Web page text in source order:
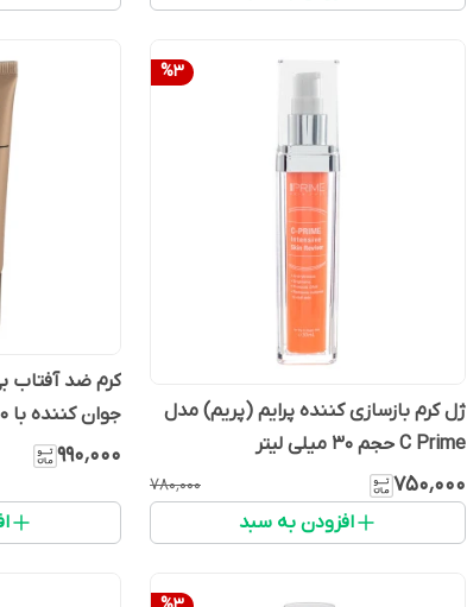
%3
ژل کرم بازسازی کننده پرایم (پریم) مدل
C Prime حجم 30 میلی لیتر
۷۵۰٬۰۰۰ ۷۸۰٬۰۰۰
افزودن به سبد
کرم ضد آفتاب
جوان کننده با SPF50 حجم 40 میل
۹۹۰٬۰۰۰